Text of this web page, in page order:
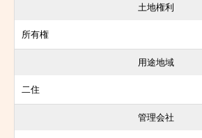
土地権利
所有権
用途地域
二住
管理会社